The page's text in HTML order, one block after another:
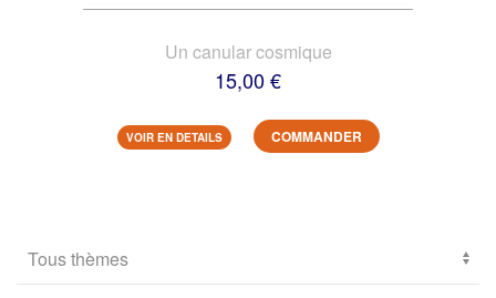
Un canular cosmique
15,00 €
VOIR EN DETAILS COMMANDER